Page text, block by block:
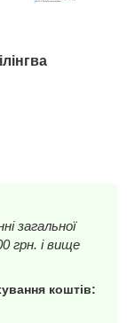
загальної
грн. і вище
коштів: